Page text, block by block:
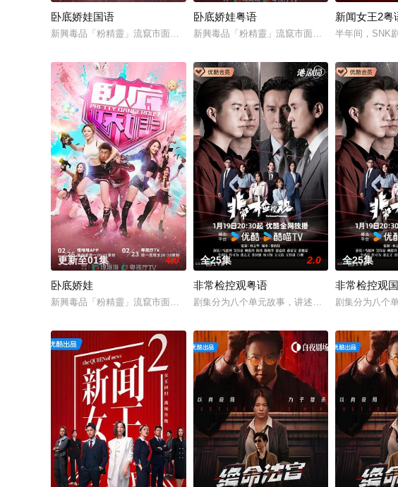
卧底娇娃国语
新興毒品「粉精靈」流竄市面，臥底潘奕風（馬貫東 飾）潛伏多年，終令真正製毒師
卧底娇娃粤语
新興毒品「粉精靈」流竄市面，臥底潘奕風（馬
新闻女王2粤
半年间，SNK
更新至01集 4.0
卧底娇娃
新興毒品「粉精靈」流竄市面，臥底潘奕風（馬貫東 飾）潛伏多年，終令真正製毒師
全25集 2.0
非常检控观粤语
剧集分为八个单元故事，讲述马德钟所演的非常
全25集
非常检控观
剧集分为八个